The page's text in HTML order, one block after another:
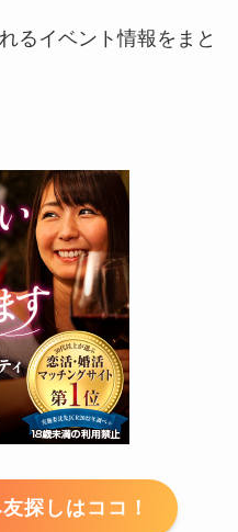
るイベント情報をまと
探しはココ！